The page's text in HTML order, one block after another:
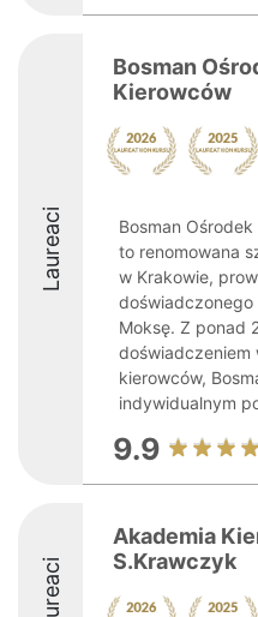
Laureaci
Bosman
Kierowców
Bosman
to renomowana
w Krakowie,
doświadczonego
Moksę. Z ponad
doświadczeniem
kierowców,
indywidualnym
9.9
Laureaci
Akademia
S.Krawczyk